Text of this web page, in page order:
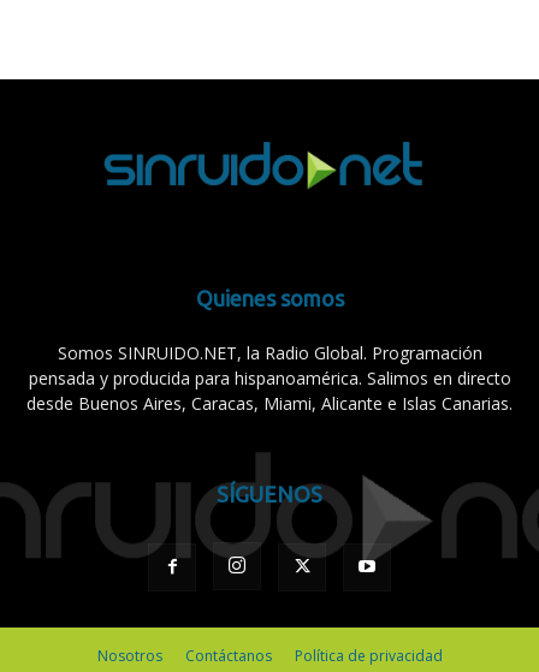
Quienes somos
Somos SINRUIDO.NET, la Radio Global. Programación
pensada y producida para hispanoamérica. Salimos en directo
desde Buenos Aires, Caracas, Miami, Alicante e Islas Canarias.
SÍGUENOS
Nosotros Contáctanos Política de privacidad